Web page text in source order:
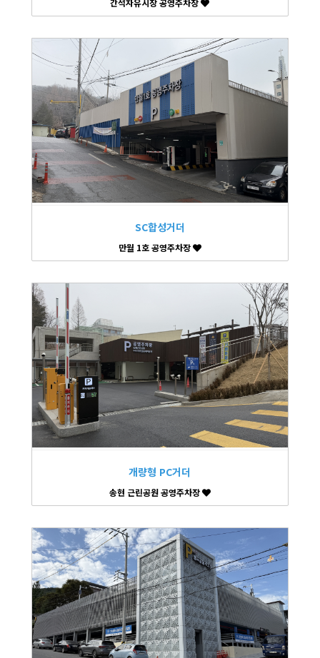
간석자유시장 공영주차장
SC합성거더
만월 1호 공영주차장
개량형 PC거더
송현 근린공원 공영주차장